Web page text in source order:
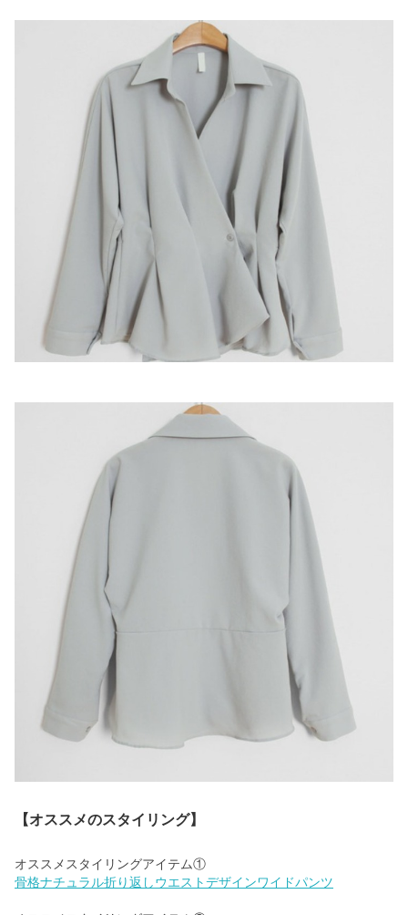
【オススメのスタイリング】